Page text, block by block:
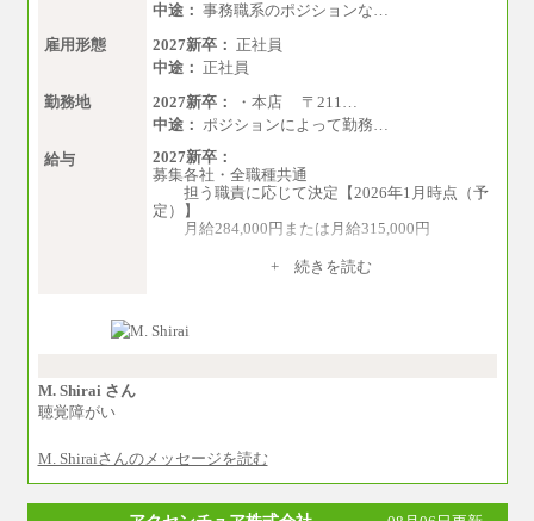
中途： 事務職系のポジションな…
雇用形態
2027新卒： 正社員
中途： 正社員
勤務地
2027新卒：
・本店 〒211…
中途： ポジションによって勤務…
給与
2027新卒：
募集各社・全職種共通
担う職責に応じて決定【2026年1月時点（予
定）】
月給284,000円または月給315,000円
※入社後早期から、自律的な業務遂行が求
り高い職責を担う方については、さらに高い金
※上記に加え、所定労働時間外に勤務をし
ん。
+ 続きを読む
M. Shirai さん
聴覚障がい
M. Shiraiさんのメッセージを読む